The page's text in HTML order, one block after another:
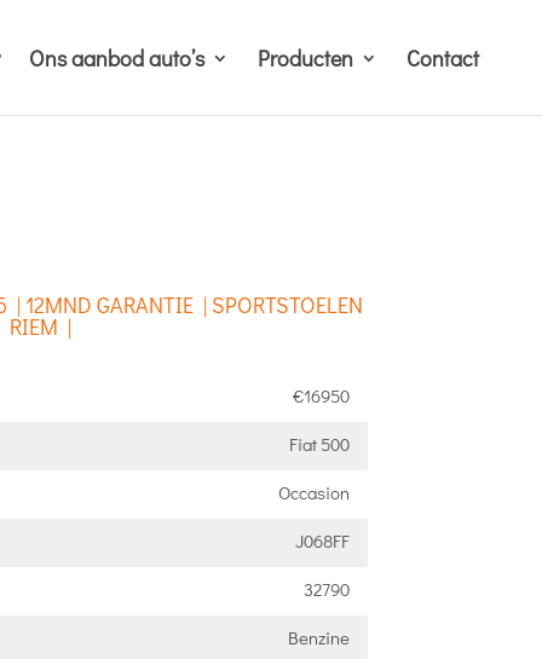
Ons aanbod auto’s Producten Contact
12MND GARANTIE | SPORTSTOELEN
RIEM |
€16950
Fiat 500
Occasion
J068FF
32790
Benzine